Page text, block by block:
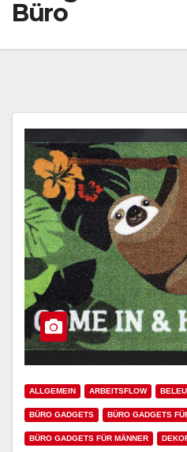
Büro
ALLGEMEIN ARBEITSFLOW
BÜRO GADGETS BÜRO GADGETS
BÜRO GADGETS FÜR MÄNNER